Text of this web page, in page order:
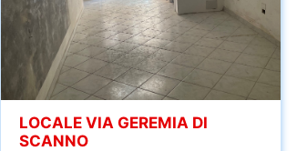
LOCALE VIA GEREMIA DI
SCANNO